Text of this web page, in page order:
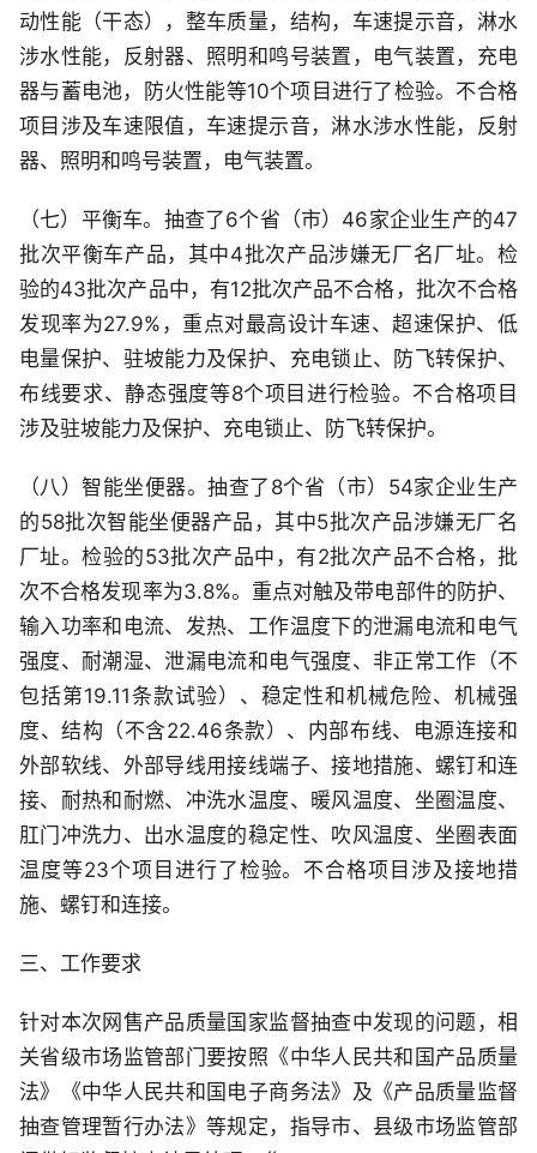
动性能（干态），整车质量，结构，车速提示音，淋水
涉水性能，反射器、照明和鸣号装置，电气装置，充电
器与蓄电池，防火性能等10个项目进行了检验。不合格
项目涉及车速限值，车速提示音，淋水涉水性能，反射
器、照明和鸣号装置，电气装置。
（七）平衡车。抽查了6个省（市）46家企业生产的47
批次平衡车产品，其中4批次产品涉嫌无厂名厂址。检
验的43批次产品中，有12批次产品不合格，批次不合格
发现率为27.9%，重点对最高设计车速、超速保护、低
电量保护、驻坡能力及保护、充电锁止、防飞转保护、
布线要求、静态强度等8个项目进行检验。不合格项目
涉及驻坡能力及保护、充电锁止、防飞转保护。
（八）智能坐便器。抽查了8个省（市）54家企业生产
的58批次智能坐便器产品，其中5批次产品涉嫌无厂名
厂址。检验的53批次产品中，有2批次产品不合格，批
次不合格发现率为3.8%。重点对触及带电部件的防护、
输入功率和电流、发热、工作温度下的泄漏电流和电气
强度、耐潮湿、泄漏电流和电气强度、非正常工作（不
包括第19.11条款试验）、稳定性和机械危险、机械强
度、结构（不含22.46条款）、内部布线、电源连接和
外部软线、外部导线用接线端子、接地措施、螺钉和连
接、耐热和耐燃、冲洗水温度、暖风温度、坐圈温度、
肛门冲洗力、出水温度的稳定性、吹风温度、坐圈表面
温度等23个项目进行了检验。不合格项目涉及接地措
施、螺钉和连接。
三、工作要求
针对本次网售产品质量国家监督抽查中发现的问题，相
关省级市场监管部门要按照《中华人民共和国产品质量
法》《中华人民共和国电子商务法》及《产品质量监督
抽查管理暂行办法》等规定，指导市、县级市场监管部